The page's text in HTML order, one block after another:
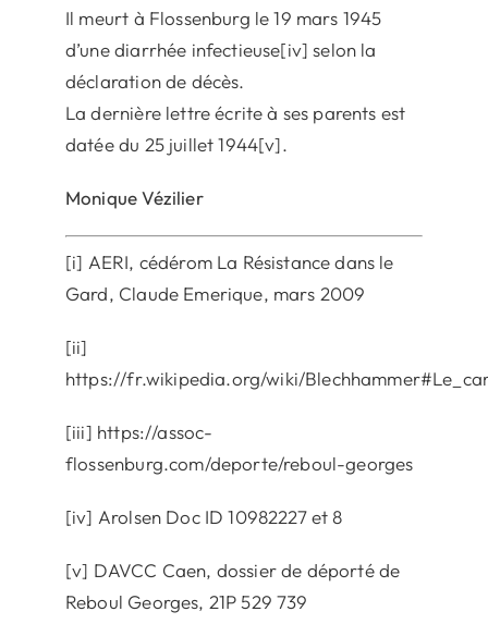
Il meurt à Flossenburg le 19 mars 1945
d’une diarrhée infectieuse[iv] selon la
déclaration de décès.
La dernière lettre écrite à ses parents est
datée du 25 juillet 1944[v].
Monique Vézilier
[i] AERI, cédérom La Résistance dans le
Gard, Claude Emerique, mars 2009
[ii]
https://fr.wikipedia.org/wiki/
[iii] https://assoc-
flossenburg.com/deporte/reboul-georges
[iv] Arolsen Doc ID 10982227 et 8
[v] DAVCC Caen, dossier de déporté de
Reboul Georges, 21P 529 739